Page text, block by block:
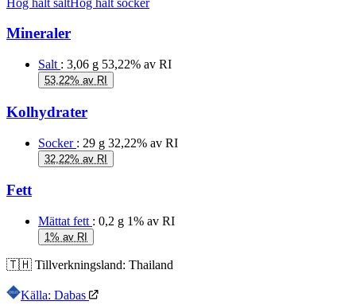
Mineraler
Salt : 3,06 g 53,22% av RI
53,22% av RI
Kolhydrater
Socker : 29 g 32,22% av RI
32,22% av RI
Fett
Mättat fett : 0,2 g 1% av RI
1% av RI
🇹🇭 Tillverkningsland: Thailand
Källa: Dabas